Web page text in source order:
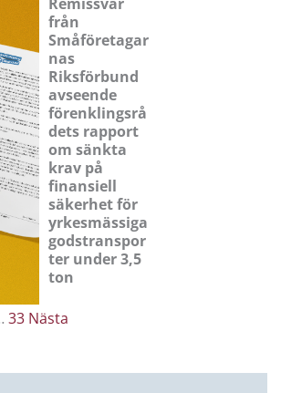
från
Småföretagar
nas
Riksförbund
avseende
förenklingsrå
dets rapport
om sänkta
krav på
finansiell
säkerhet för
yrkesmässiga
godstranspor
ter under 3,5
ton
33 Nästa